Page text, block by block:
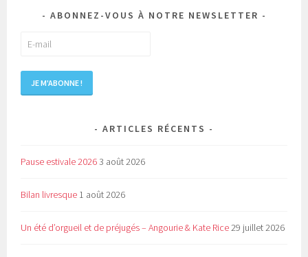
ABONNEZ-VOUS À NOTRE NEWSLETTER
ARTICLES RÉCENTS
Pause estivale 20263 août 2026
Bilan livresque 1 août 2026
Un été d’orgueil et de préjugés – Angourie & Kate Rice29 juillet 2026